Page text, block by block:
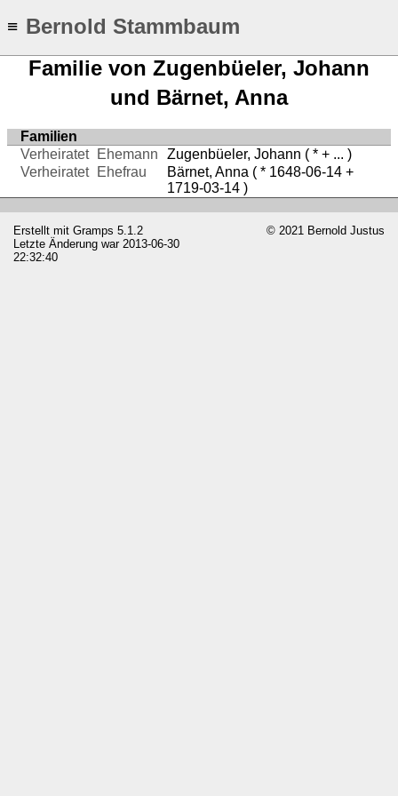
≡ Bernold Stammbaum
Familie von Zugenbüeler, Johann
und Bärnet, Anna
Familien
Verheiratet
Ehemann Zugenbüeler, Johann ( * + ... )
Verheiratet
Ehefrau Bärnet, Anna ( * 1648-06-14 +
1719-03-14 )
Erstellt mit Gramps 5.1.2
Letzte Änderung war 2013-06-30
22:32:40
© 2021 Bernold Justus